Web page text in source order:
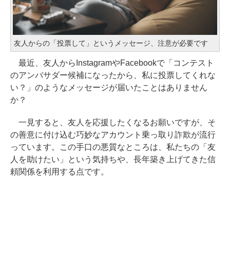
友人からの「投票して」というメッセージ、注意が必要です
最近、友人からInstagramやFacebookで「コンテスト
のアンバサダー候補になったから、私に投票してくれな
い？」のようなメッセージが届いたことはありません
か？
一見すると、友人を応援したくなるお願いですが、そ
の善意に付け込む巧妙なアカウント乗っ取り詐欺が流行
っています。この手口の悪質なところは、私たちの「友
人を助けたい」という気持ちや、長年築き上げてきた信
頼関係を利用する点です。